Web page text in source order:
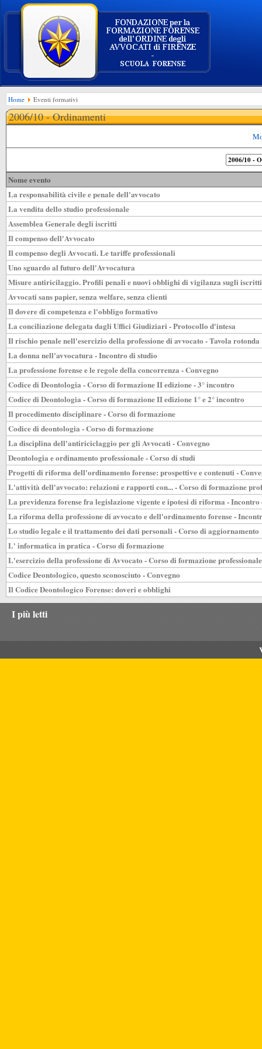
Home Eventi formativi
2006/10 - Ordinamenti
Nome evento
La responsabilità civile e penale dell'avvocato
La vendita dello studio professionale
Assemblea Generale degli iscritti
Il compenso dell'Avvocato
Il compenso degli Avvocati. Le tariffe professionali
Uno sguardo al futuro dell'Avvocatura
Misure antiricilaggio. Profili penali e nuovi obblighi di vigilanza sugli
Avvocati sans papier, senza welfare, senza clienti
Il dovere di competenza e l'obbligo formativo
La conciliazione delegata dagli Uffici Giudiziari - Protocollo d'intesa
Il rischio penale nell'esercizio della professione di avvocato - Tavola rotonda
La donna nell'avvocatura - Incontro di studio
La professione forense e le regole della concorrenza - Convegno
Codice di Deontologia - Corso di formazione II edizione - 3° incontro
Codice di Deontologia - Corso di formazione II edizione 1° e 2° incontro
Il procedimento disciplinare - Corso di formazione
Codice di deontologia - Corso di formazione
La disciplina dell'antiriciclaggio per gli Avvocati - Convegno
Deontologia e ordinamento professionale - Corso di studi
Progetti di riforma dell'ordinamento forense: prospettive e contenuti -
L'attività dell'avvocato: relazioni e rapporti con... - Corso di formazione
La previdenza forense fra legislazione vigente e ipotesi di riforma -
La riforma della professione di avvocato e dell'ordinamento forense -
Lo studio legale e il trattamento dei dati personali - Corso di aggiornamento
L' informatica in pratica - Corso di formazione
L'esercizio della professione di Avvocato - Corso di formazione professionale
Codice Deontologico, questo sconosciuto - Convegno
Il Codice Deontologico Forense: doveri e obblighi
I più letti